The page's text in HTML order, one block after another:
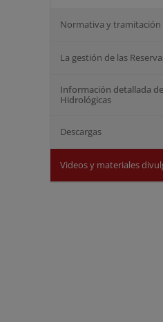
Normativa y
La gestión de las
Información detallada
Hidrológicas
Descargas
Videos y materiales